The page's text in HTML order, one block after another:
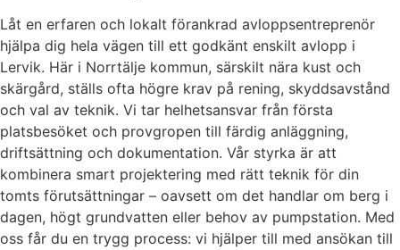
Låt en erfaren och lokalt förankrad avloppsentreprenör
hjälpa dig hela vägen till ett godkänt enskilt avlopp i
Lervik. Här i Norrtälje kommun, särskilt nära kust och
skärgård, ställs ofta högre krav på rening, skyddsavstånd
och val av teknik. Vi tar helhetsansvar från första
platsbesöket och provgropen till färdig anläggning,
driftsättning och dokumentation. Vår styrka är att
kombinera smart projektering med rätt teknik för din
tomts förutsättningar – oavsett om det handlar om berg i
dagen, högt grundvatten eller behov av pumpstation. Med
oss får du en trygg process: vi hjälper till med ansökan till